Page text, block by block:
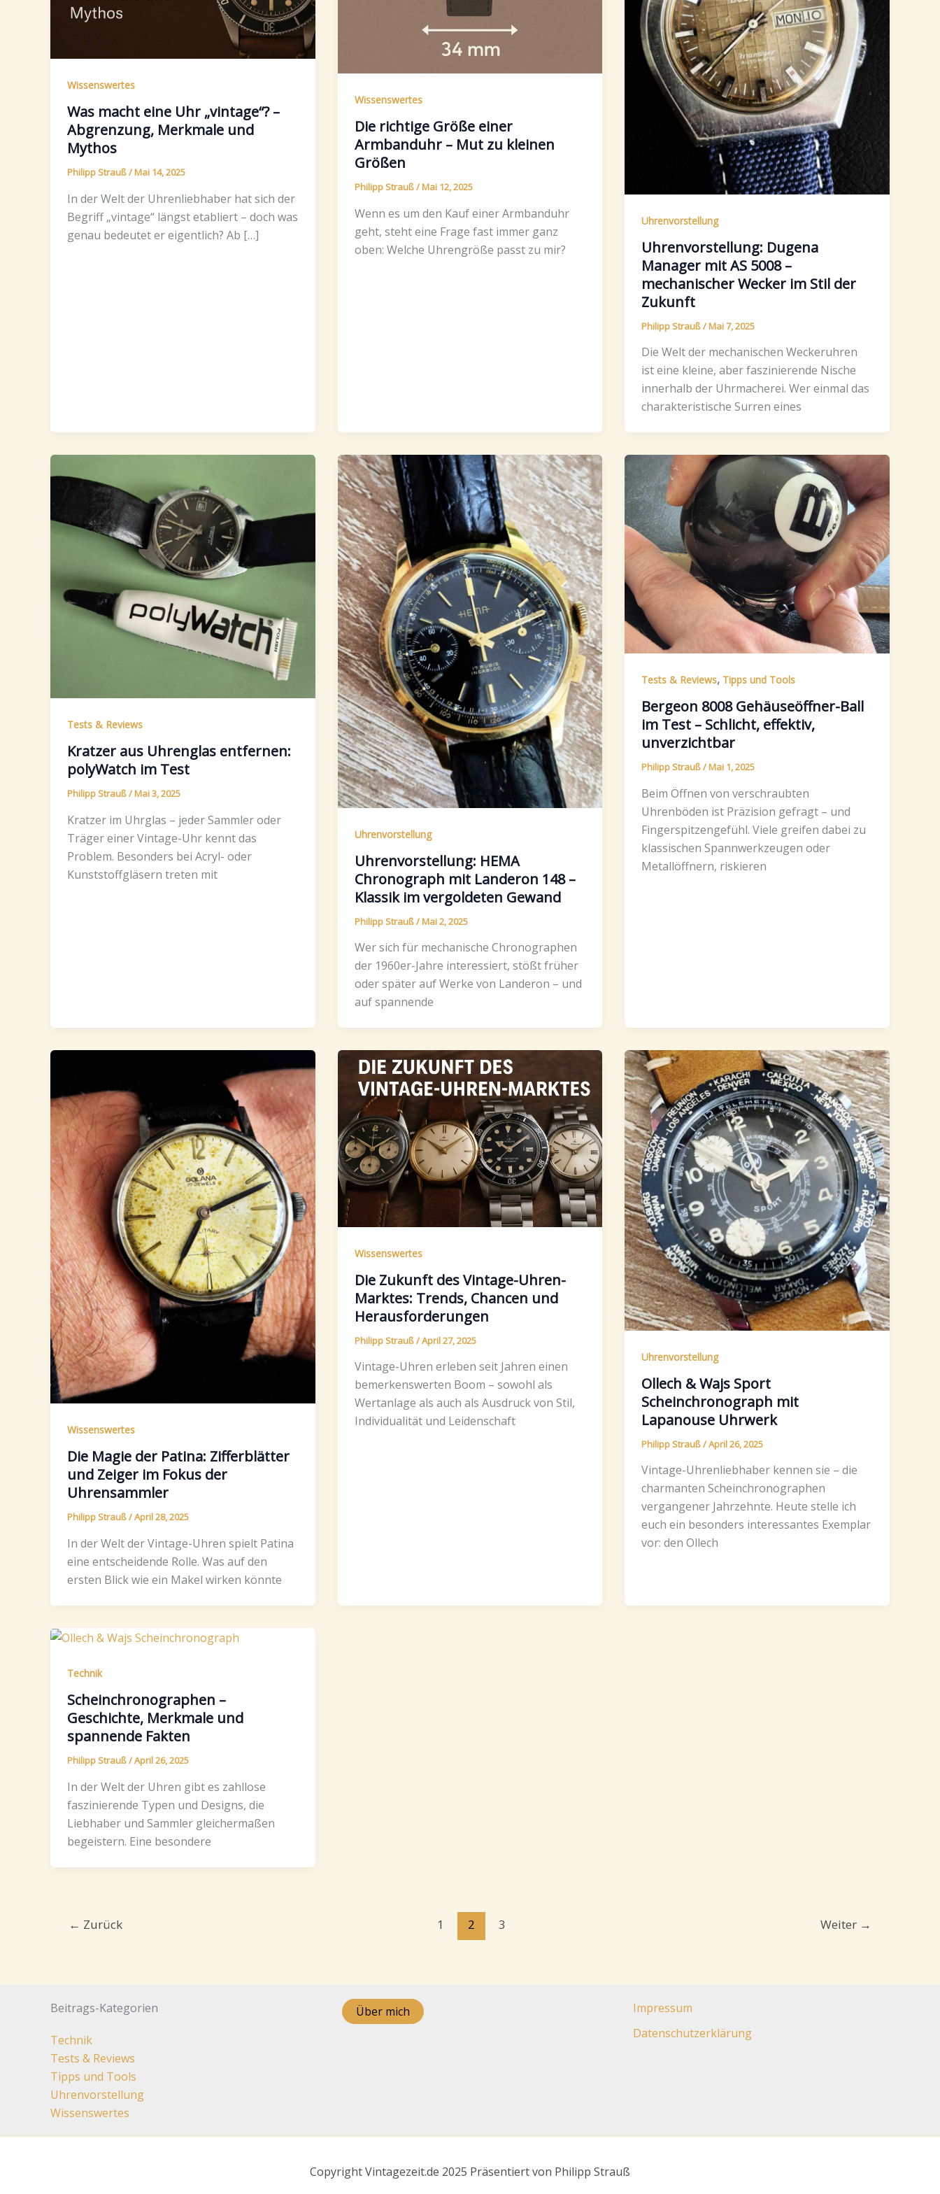
Wissenswertes
Was macht eine Uhr „vintage“? –
Abgrenzung, Merkmale und
Mythos
Philipp Strauß/Mai 14, 2025
In der Welt der Uhrenliebhaber hat sich der
Begriff „vintage“ längst etabliert – doch was
genau bedeutet er eigentlich? Ab […]
Wissenswertes
Die richtige Größe einer
Armbanduhr – Mut zu kleinen
Größen
Philipp Strauß/Mai 12, 2025
Wenn es um den Kauf einer Armbanduhr
geht, steht eine Frage fast immer ganz
oben: Welche Uhrengröße passt zu mir?
Uhrenvorstellung
Uhrenvorstellung: Dugena
Manager mit AS 5008 –
mechanischer Wecker im Stil der
Zukunft
Philipp Strauß/Mai 7, 2025
Die Welt der mechanischen Weckeruhren
ist eine kleine, aber faszinierende Nische
innerhalb der Uhrmacherei. Wer einmal das
charakteristische Surren eines
Tests & Reviews
Kratzer aus Uhrenglas entfernen:
polyWatch im Test
Philipp Strauß/Mai 3, 2025
Kratzer im Uhrglas – jeder Sammler oder
Träger einer Vintage-Uhr kennt das
Problem. Besonders bei Acryl- oder
Kunststoffgläsern treten mit
Uhrenvorstellung
Uhrenvorstellung: HEMA
Chronograph mit Landeron 148 –
Klassik im vergoldeten Gewand
Philipp Strauß/Mai 2, 2025
Wer sich für mechanische Chronographen
der 1960er-Jahre interessiert, stößt früher
oder später auf Werke von Landeron – und
auf spannende
Tests & Reviews, Tipps und Tools
Bergeon 8008 Gehäuseöffner-Ball
im Test – Schlicht, effektiv,
unverzichtbar
Philipp Strauß/Mai 1, 2025
Beim Öffnen von verschraubten
Uhrenböden ist Präzision gefragt – und
Fingerspitzengefühl. Viele greifen dabei zu
klassischen Spannwerkzeugen oder
Metallöffnern, riskieren
Wissenswertes
Die Magie der Patina: Zifferblätter
und Zeiger im Fokus der
Uhrensammler
Philipp Strauß/April 28, 2025
In der Welt der Vintage-Uhren spielt Patina
eine entscheidende Rolle. Was auf den
ersten Blick wie ein Makel wirken könnte
Wissenswertes
Die Zukunft des Vintage-Uhren-
Marktes: Trends, Chancen und
Herausforderungen
Philipp Strauß/April 27, 2025
Vintage-Uhren erleben seit Jahren einen
bemerkenswerten Boom – sowohl als
Wertanlage als auch als Ausdruck von Stil,
Individualität und Leidenschaft
Uhrenvorstellung
Ollech & Wajs Sport
Scheinchronograph mit
Lapanouse Uhrwerk
Philipp Strauß/April 26, 2025
Vintage-Uhrenliebhaber kennen sie – die
charmanten Scheinchronographen
vergangener Jahrzehnte. Heute stelle ich
euch ein besonders interessantes Exemplar
vor: den Ollech
Technik
Scheinchronographen –
Geschichte, Merkmale und
spannende Fakten
Philipp Strauß/April 26, 2025
In der Welt der Uhren gibt es zahllose
faszinierende Typen und Designs, die
Liebhaber und Sammler gleichermaßen
begeistern. Eine besondere
← Zurück 1 2 3 Weiter →
Beitrags-Kategorien
Technik
Tests & Reviews
Tipps und Tools
Uhrenvorstellung
Wissenswertes
Über mich
Impressum
Datenschutz­erklärung
Copyright Vintagezeit.de 2025 Präsentiert von Philipp Strauß